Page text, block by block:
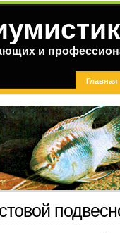
и
Главная